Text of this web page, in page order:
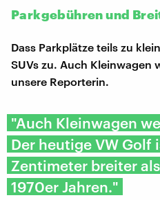
Parkgebühren und
Dass Parkplätze teils zu
SUVs zu. Auch Kleinwagen
unsere Reporterin.
"Auch Kleinwagen
Der heutige VW Golf
Zentimeter breiter
1970er Jahren."